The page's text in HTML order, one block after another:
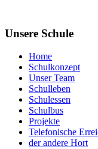
Unsere Schule
Home
Schulkonzept
Unser Team
Schulleben
Schulessen
Schulbus
Projekte
Telefonische
der andere Hort